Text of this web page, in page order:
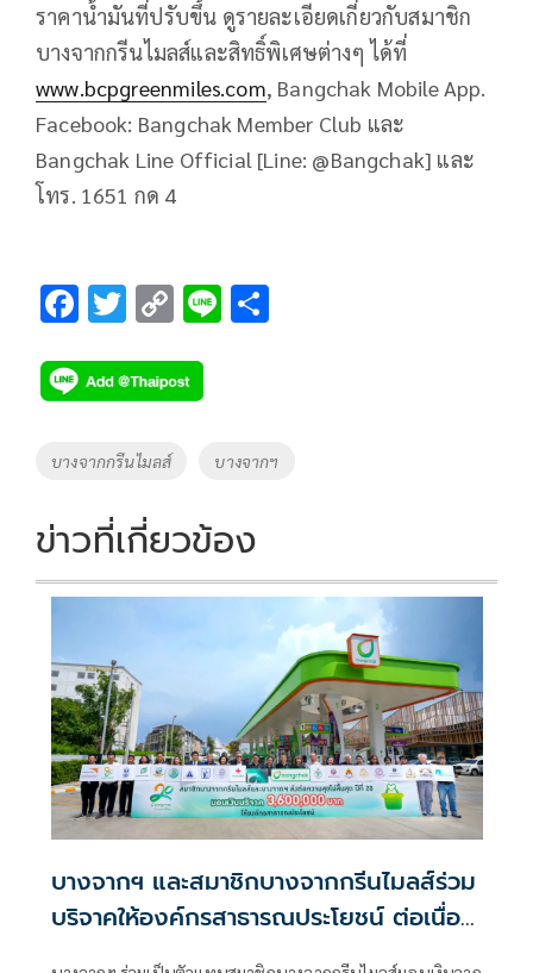
ราคาน้ำมันที่ปรับขึ้น ดูรายละเอียดเกี่ยวกับสมาชิก
บางจากกรีนไมลส์และสิทธิ์พิเศษต่างๆ ได้ที่
www.bcpgreenmiles.com, Bangchak Mobile App.
Facebook: Bangchak Member Club และ
Bangchak Line Official [Line: @Bangchak] และ
โทร. 1651 กด 4
F
e
b
o
k
T
tt
er
C
p
y
k
Li
Tags
บางจากกรีนไมลส์ บางจากฯ
ข่าวที่เกี่ยวข้อง
บางจากฯ และสมาชิกบางจากกรีนไมลส์ร่วม
บริจาคให้องค์กรสาธารณประโยชน์ ต่อเนื่อง
เป็นปีที่ 20 ที่ได้เดินทางเคียงข้างกัน